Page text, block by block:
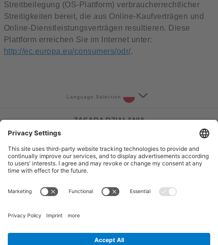
Streitbeilegung (OS-Plattform) verbraucherrechtlicher
Streitigkeiten bereit, die aus Online-Kaufverträgen und
Online-Dienstleistungsverträgen resultieren. Diese
Plattform erreichen Sie im Internet unter:
http://ec.europa.eu/consumers/odr/.
Language Selection
ZASADA DZIAŁANIA
Usługa
Kontakt